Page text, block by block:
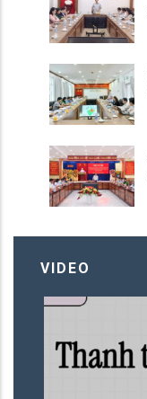
VIDEO